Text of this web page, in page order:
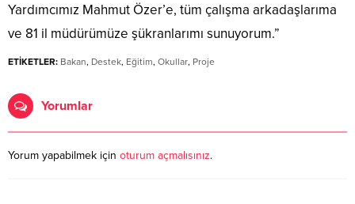
Yardımcımız Mahmut Özer’e, tüm çalışma arkadaşlarıma
ve 81 il müdürümüze şükranlarımı sunuyorum.”
ETİKETLER: Bakan, Destek, Eğitim, Okullar, Proje
Yorumlar
Yorum yapabilmek için oturum açmalısınız.